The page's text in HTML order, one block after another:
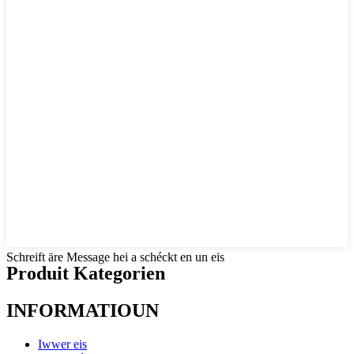
Schreift äre Message hei a schéckt en un eis
Produit Kategorien
INFORMATIOUN
Iwwer eis